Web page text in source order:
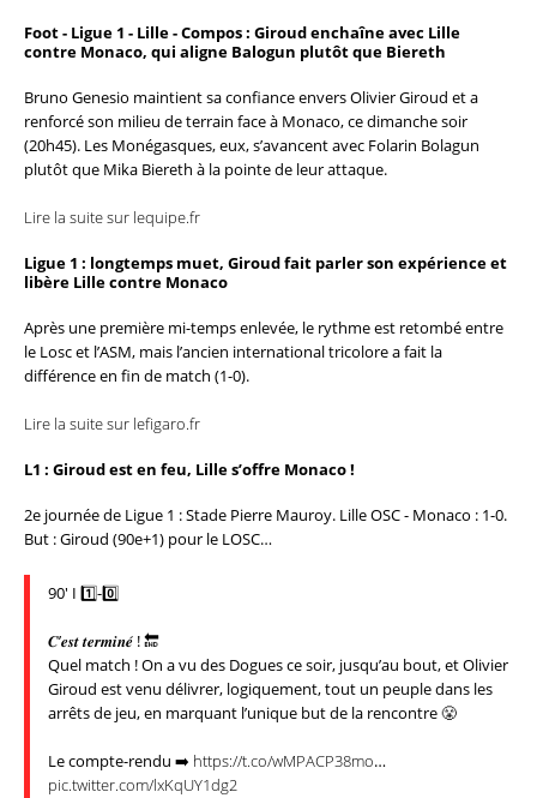
Foot - Ligue 1 - Lille - Compos : Giroud enchaîne avec Lille
contre Monaco, qui aligne Balogun plutôt que Biereth
Bruno Genesio maintient sa confiance envers Olivier Giroud et a
renforcé son milieu de terrain face à Monaco, ce dimanche soir
(20h45). Les Monégasques, eux, s’avancent avec Folarin Bolagun
plutôt que Mika Biereth à la pointe de leur attaque.
Lire la suite sur lequipe.fr
Ligue 1 : longtemps muet, Giroud fait parler son expérience et
libère Lille contre Monaco
Après une première mi-temps enlevée, le rythme est retombé entre
le Losc et l’ASM, mais l’ancien international tricolore a fait la
différence en fin de match (1-0).
Lire la suite sur lefigaro.fr
L1 : Giroud est en feu, Lille s’offre Monaco !
2e journée de Ligue 1 : Stade Pierre Mauroy. Lille OSC - Monaco : 1-0.
But : Giroud (90e+1) pour le LOSC…
90' I 1️⃣-0️⃣
𝑪’𝒆𝒔𝒕 𝒕𝒆𝒓𝒎𝒊𝒏𝒆́ ! 🔚
Quel match ! On a vu des Dogues ce soir, jusqu’au bout, et Olivier
Giroud est venu délivrer, logiquement, tout un peuple dans les
arrêts de jeu, en marquant l’unique but de la rencontre 😤
Le compte-rendu ➡️ https://t.co/wMPACP38mo…
pic.twitter.com/lxKqUY1dg2